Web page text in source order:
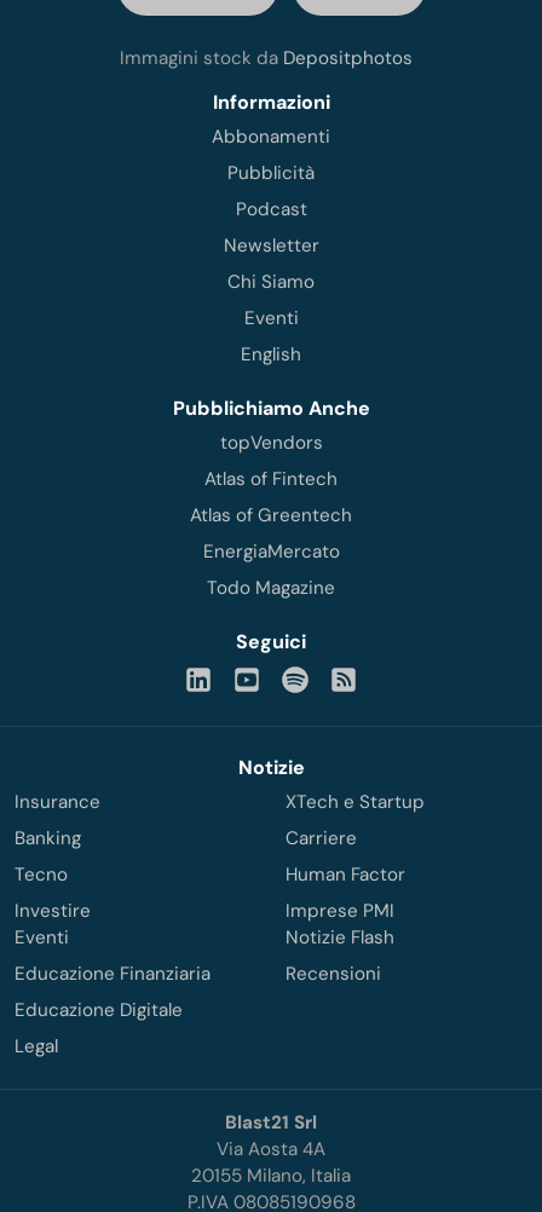
Immagini stock da Depositphotos
Informazioni
Abbonamenti
Pubblicità
Podcast
Newsletter
Chi Siamo
Eventi
English
Pubblichiamo Anche
topVendors
Atlas of Fintech
Atlas of Greentech
EnergiaMercato
Todo Magazine
Seguici
Notizie
Insurance
Banking
Tecno
Investire
XTech e Startup
Carriere
Human Factor
Imprese PMI
Eventi
Educazione Finanziaria
Educazione Digitale
Legal
Notizie Flash
Recensioni
Blast21 Srl
Via Aosta 4A
20155 Milano, Italia
P.IVA 08085190968